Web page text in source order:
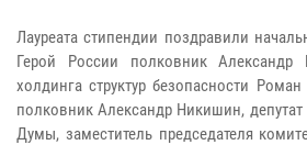
Лауреата стипендии поздравили
Герой России полковник Александр
холдинга структур безопасности
полковник Александр Никишин, депутат
Думы, заместитель председателя